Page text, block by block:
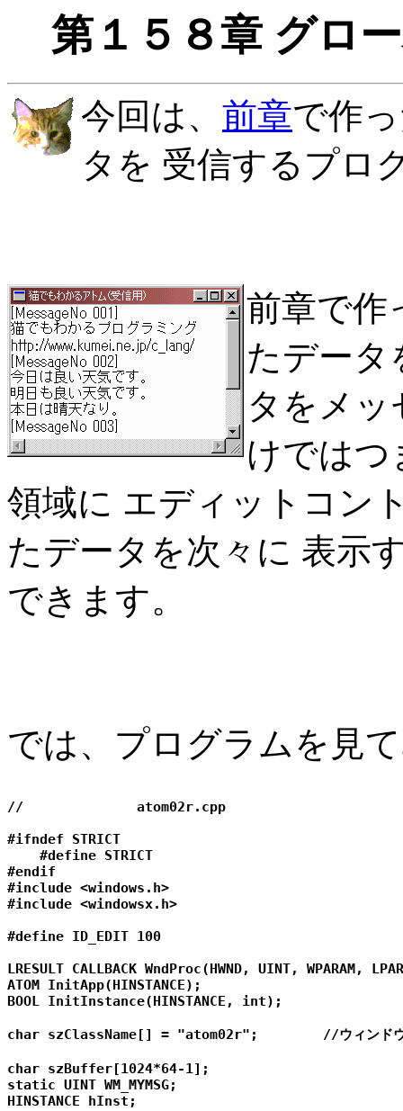
第１５８章 グロ
今回は、 前章で作
タを 受信するプロ
前章で作
たデータ
タをメ
けではつ
領域に エディットコン
たデータを次々に 表示
できます。
では、プログラムを見
//		atom02r.cpp
#ifndef STRICT
    #define STRICT
#endif
#include <windows.h>
#include <windowsx.h>
#define ID_EDIT 100
LRESULT CALLBACK WndProc(HWND, UINT, WPARAM,
ATOM InitApp(HINSTANCE);
BOOL InitInstance(HINSTANCE, int);
char szClassName[] = "atom02r";        //ウィンドウ
char szBuffer[1024*64-1];
static UINT WM_MYMSG;
HINSTANCE hInst;